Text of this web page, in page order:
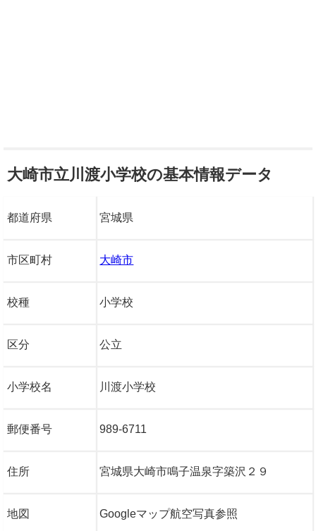
大崎市立川渡小学校の基本情報データ
都道府県 宮城県
市区町村 大崎市
校種 小学校
区分 公立
小学校名 川渡小学校
郵便番号 989-6711
住所 宮城県大崎市鳴子温泉字築沢２９
地図 Googleマップ航空写真参照